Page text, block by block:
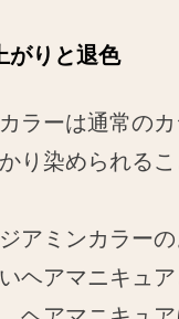
がりと退色
ラーは通常のカ
り染められる
アミンカラー
ヘアマニキュ